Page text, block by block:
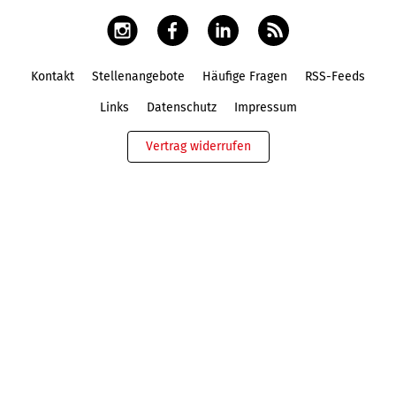
Kontakt Stellenangebote Häufige Fragen RSS-Feeds
Links Datenschutz Impressum
Vertrag widerrufen